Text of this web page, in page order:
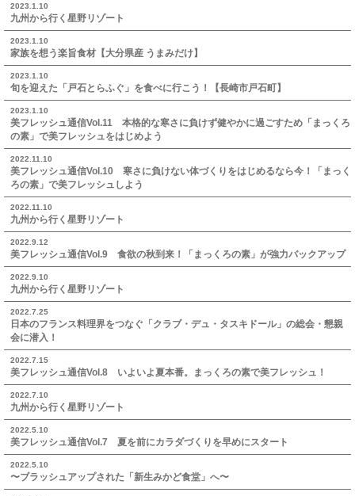
2023.1.10
九州から行く星野リゾート
2023.1.10
家族を想う楽旨食材【大分県産 うまみだけ】
2023.1.10
旬を迎えた「戸石とらふぐ」を食べに行こう！【長崎市戸石町】
2023.1.10
美フレッシュ通信Vol.11 本格的な寒さに負けず健やかに過ごすため「まっくろ
の素」で美フレッシュをはじめよう
2022.11.10
美フレッシュ通信Vol.10 寒さに負けない体づくりをはじめるなら今！「まっく
ろの素」で美フレッシュしよう
2022.11.10
九州から行く星野リゾート
2022.9.12
美フレッシュ通信Vol.9 食欲の秋到来！「まっくろの素」が強力バックアップ
2022.9.10
九州から行く星野リゾート
2022.7.25
日本のフランス料理界をつなぐ「クラブ・デュ・タスキドール」の総会・懇親
会に潜入！
2022.7.15
美フレッシュ通信Vol.8 いよいよ夏本番。まっくろの素で美フレッシュ！
2022.7.10
九州から行く星野リゾート
2022.5.10
美フレッシュ通信Vol.7 夏を前にカラダづくりを早めにスタート
2022.5.10
〜ブラッシュアップされた「新生みかど食堂」へ〜